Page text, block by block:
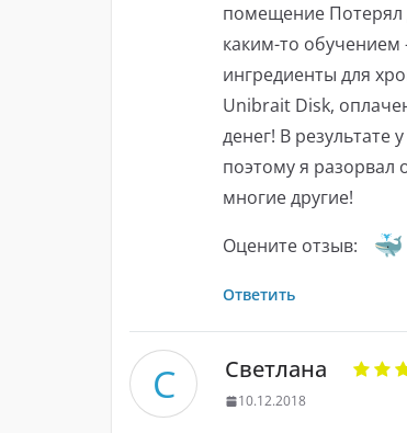
помещение Потерял
каким-то
ингредиенты для
Unibrait Disk,
денег! В
поэтому я разорвал
многие другие!
Оцените отзыв:
Ответить
С Светлана
10.12.2018